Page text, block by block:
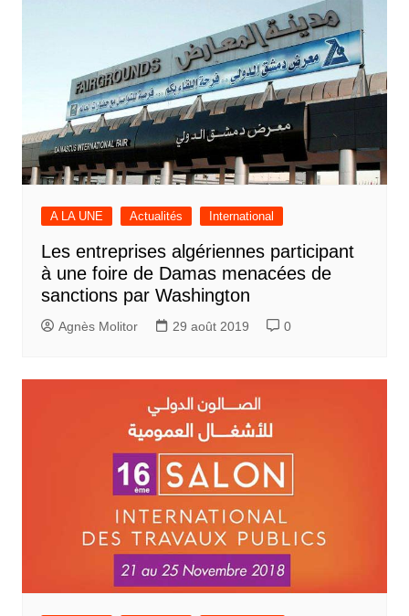
A LA UNE Actualités International
Les entreprises algériennes participant
à une foire de Damas menacées de
sanctions par Washington
Agnès Molitor 29 août 2019 0